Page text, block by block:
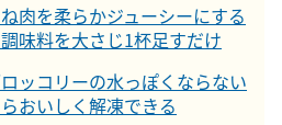
肉を柔らかジューシーにする
味料を大さじ1杯足すだけ
ッコリーの水っぽくならない
おいしく解凍できる